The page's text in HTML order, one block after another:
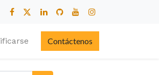
Contáctenos